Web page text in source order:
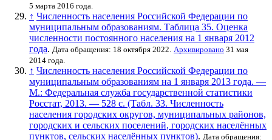
5 марта 2016 года.
↑ Численность населения Российской Федерации по
муниципальным образованиям. Таблица 35. Оценка
численности постоянного населения на 1 января 2012
года. Дата обращения: 18 октября 2022. Архивировано 31 мая
2014 года.
↑ Численность населения Российской Федерации по
муниципальным образованиям на 1 января 2013 года. —
М.: Федеральная служба государственной статистики
Росстат, 2013. — 528 с. (Табл. 33. Численность
населения городских округов, муниципальных районов,
городских и сельских поселений, городских населённых
пунктов, сельских населённых пунктов). Дата обращения: